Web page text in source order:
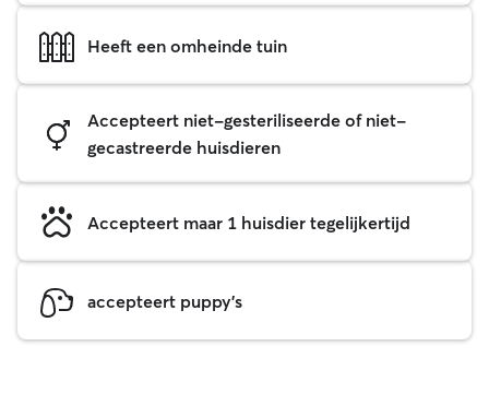
Heeft een omheinde tuin
Accepteert niet-gesteriliseerde of niet-
gecastreerde huisdieren
Accepteert maar 1 huisdier tegelijkertijd
accepteert puppy's